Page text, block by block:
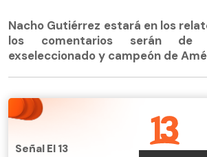
Nacho Gutiérrez estará en los
los comentarios serán de
exseleccionado y campeón de
Señal El 13